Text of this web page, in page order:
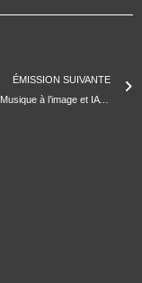
ÉMISSION SUIVANTE
Conférence : Musique à l’image et IA : enjeux et perspectives | 26e édition